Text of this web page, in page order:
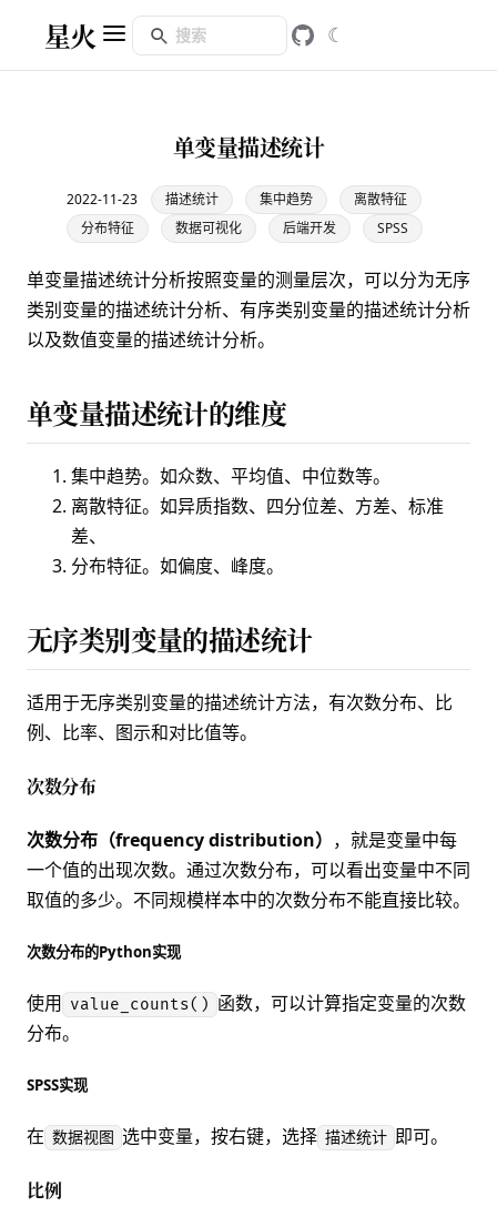
星火 ☾
单变量描述统计
2022-11-23 描述统计 集中趋势
离散特征
分布特征
数据可视化 后端开发 SPSS
单变量描述统计分析按照变量的测量层次，可以分为无序
类别变量的描述统计分析、有序类别变量的描述统计分析
以及数值变量的描述统计分析。
单变量描述统计的维度
集中趋势。如众数、平均值、 中位数等。
离散特征。如异质指数、四分位差、 方差、 标准
差、
分布特征。如偏度、 峰度。
无序类别变量的描述统计
适用于无序类别变量的描述统计方法，有次数分布、比
例、比率、图示和对比值等。
次数分布
次数分布（frequency distribution） ，就是变量中每
一个值的出现次数。通过次数分布，可以看出变量中不同
取值的多少。不同规模样本中的次数分布不能直接比较。
次数分布的Python实现
使用 value_counts() 函数，可以计算指定变量的次数
分布。
SPSS实现
在 数据视图 选中变量，按右键，选择 描述统计 即可。
比例